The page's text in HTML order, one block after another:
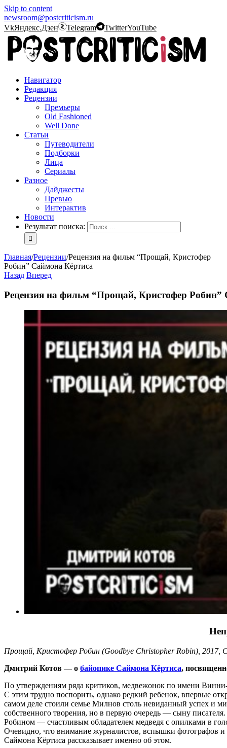
Skip to content
newsroom@postcriticism.ru
VkЯндекс.Дзен Telegram TwitterYouTube
Навигатор
Редакция
Рецензии
Премьеры
Old Fashioned
Well Done
Статьи
Путеводители
Подборки
Лица
Сериалы
Разное
Дайджесты
Превью
Интерактив
Новости
Результат поиска:
Главная/Рецензии/Рецензия на фильм “Прощай, Кристофер
Робин” Саймона Кёртиса
Назад Вперед
Рецензия на фильм “Прощай, Кристофер Робин”
Прощай, Кристофер Робин (Goodbye Christopher Robin), 2017,
Дмитрий Котов — о байопике Саймона Кёртиса,
По утверждениям ряда критиков, медвежонок по имени
С этим трудно поспорить, однако редкий ребенок, впервые
самом деле стоили семье Милнов столь невиданный успех и
собственного творения, но в первую очередь — сыну
Робином — счастливым обладателем медведя с опилками в
Очевидно, что внимание журналистов, вспышки фотографов
Саймона Кёртиса рассказывает именно об этом.